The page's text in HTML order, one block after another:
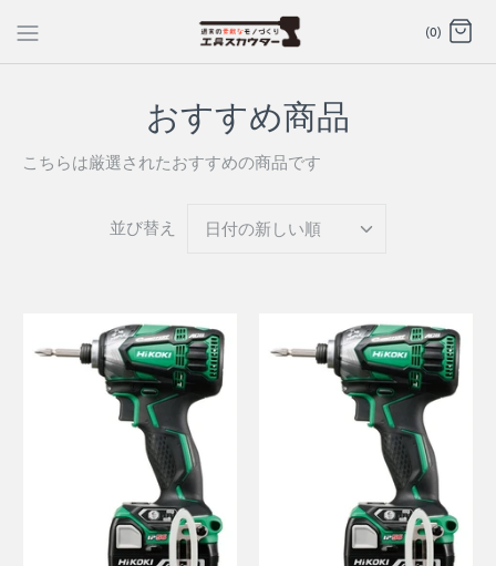
missing:
ja.general.accessibility_labels.skip_to_content
(0)
おすすめ商品
こちらは厳選されたおすすめの商品です
並び替え 日付の新しい順